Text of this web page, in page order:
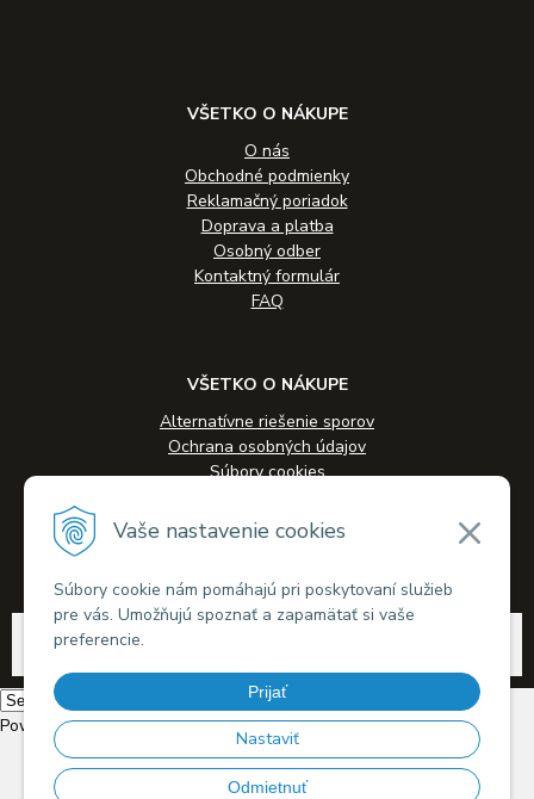
Vaše nastavenie cookies
Súbory cookie nám pomáhajú pri poskytovaní služieb
pre vás. Umožňujú spoznať a zapamätať si vaše
preferencie.
Prijať
Nastaviť
Odmietnuť
VŠETKO O NÁKUPE
O nás
Obchodné podmienky
Reklamačný poriadok
Doprava a platba
Osobný odber
Kontaktný formulár
FAQ
VŠETKO O NÁKUPE
Alternatívne riešenie sporov
Ochrana osobných údajov
Súbory cookies
Veľkoobchodná spolupráca
© 2026 Alkohol-eshop.sk •
Powered by Translate